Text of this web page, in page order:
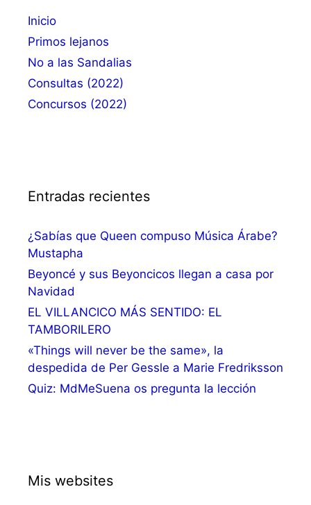
Inicio
Primos lejanos
No a las Sandalias
Consultas (2022)
Concursos (2022)
Entradas recientes
¿Sabías que Queen compuso Música Árabe?
Mustapha
Beyoncé y sus Beyoncicos llegan a casa por
Navidad
EL VILLANCICO MÁS SENTIDO: EL
TAMBORILERO
«Things will never be the same», la
despedida de Per Gessle a Marie Fredriksson
Quiz: MdMeSuena os pregunta la lección
Mis websites